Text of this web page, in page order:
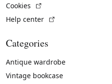
Cookies
Help center
Categories
Antique wardrobe
Vintage bookcase